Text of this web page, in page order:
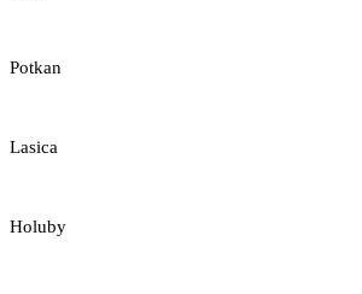
Potkan
Lasica
Holuby